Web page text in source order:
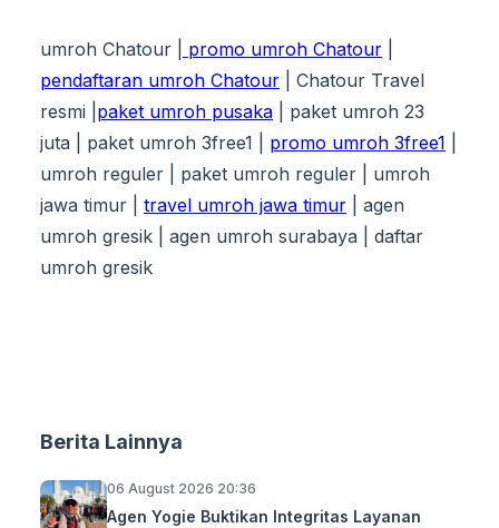
umroh Chatour | promo umroh Chatour
pendaftaran umroh Chatour | Chatour Travel
resmi | paket umroh pusaka | paket umroh 23
juta | paket umroh 3free1 | promo umroh 3free1
umroh reguler | paket umroh reguler | umroh
jawa timur | travel umroh jawa timur | agen
umroh gresik | agen umroh surabaya | daftar
umroh gresik
Berita Lainnya
06 August 2026 20:36
Agen Yogie Buktikan Integritas Layanan